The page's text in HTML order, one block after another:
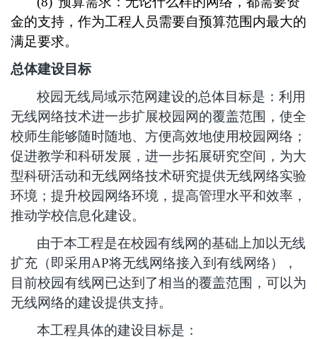
金的支持，作为工程人员需要自预算范围内最大的
满足要求。
总体建设目标
校园无线局域示范网建设的总体目标是：利用
无线网络技术进一步扩展校园网的覆盖范围，使全
校师生能够随时随地、方便高效地使用校园网络；
促进教学和科研发展，进一步拓展研究空间，为大
型科研活动和无线网络技术研究提供无线网络实验
环境；提升校园网络环境，提高管理水平和效率，
推动学校信息化建设。
由于本工程是在校园有线网的基础上加以无线
扩充（即采用AP将无线网络接入到有线网络），
目前校园有线网已达到了相当的覆盖范围，可以为
无线网络的建设提供支持。
本工程具体的建设目标是：